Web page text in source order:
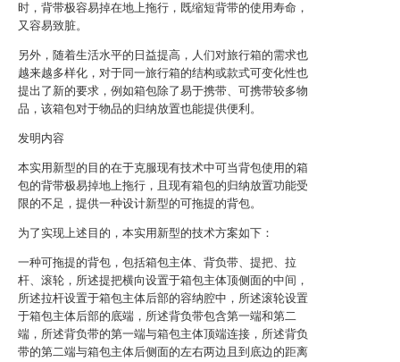
时，背带极容易掉在地上拖行，既缩短背带的使用寿命，
又容易致脏。
另外，随着生活水平的日益提高，人们对旅行箱的需求也
越来越多样化，对于同一旅行箱的结构或款式可变化性也
提出了新的要求，例如箱包除了易于携带、可携带较多物
品，该箱包对于物品的归纳放置也能提供便利。
发明内容
本实用新型的目的在于克服现有技术中可当背包使用的箱
包的背带极易掉地上拖行，且现有箱包的归纳放置功能受
限的不足，提供一种设计新型的可拖提的背包。
为了实现上述目的，本实用新型的技术方案如下：
一种可拖提的背包，包括箱包主体、背负带、提把、拉
杆、滚轮，所述提把横向设置于箱包主体顶侧面的中间，
所述拉杆设置于箱包主体后部的容纳腔中，所述滚轮设置
于箱包主体后部的底端，所述背负带包含第一端和第二
端，所述背负带的第一端与箱包主体顶端连接，所述背负
带的第二端与箱包主体后侧面的左右两边且到底边的距离